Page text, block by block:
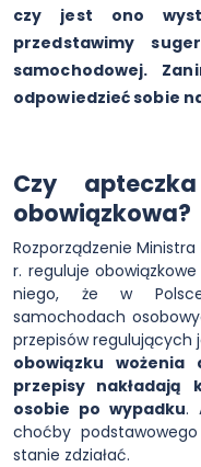
czy jest ono
przedstawimy
samochodowej.
odpowiedzieć sobie
Czy
obowiązkowa?
Rozporządzenie
r. reguluje
niego, że w
samochodach
przepisów regulujących
obowiązku
przepisy nakładają
osobie po wypadku.
choćby
stanie zdziałać.